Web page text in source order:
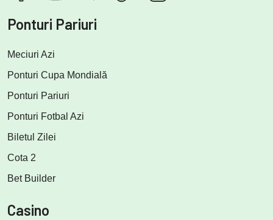
Ponturi Pariuri
Meciuri Azi
Ponturi Cupa Mondială
Ponturi Pariuri
Ponturi Fotbal Azi
Biletul Zilei
Cota 2
Bet Builder
Casino